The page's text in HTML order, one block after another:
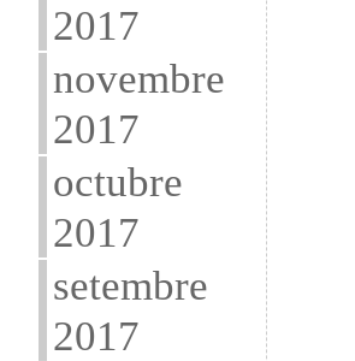
2017
novembre
2017
octubre
2017
setembre
2017